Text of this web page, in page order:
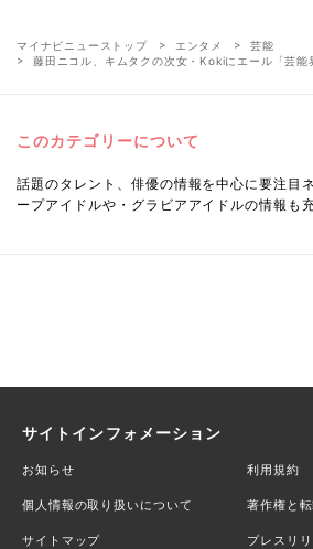
マイナビニューストップ エンタメ
芸能
藤田ニコル、キムタクの次女・Kokiにエール「芸能
このカテゴリーについて
話題のタレント、俳優の情報を中心に要注目
ープアイドルや・グラビアアイドルの情報も
サイトインフォメーション
お知らせ 利用規約
個人情報の取り扱いについて 著作権と
サイトマップ プレスリ